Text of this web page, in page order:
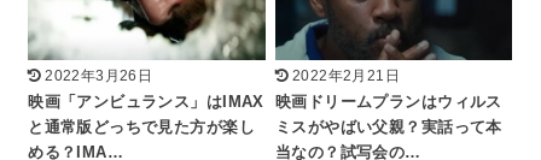
2022年3月26日
映画「アンビュランス」はIMAX
と通常版どっちで見た方が楽し
める？IMA…
2022年2月21日
映画ドリームプランはウィルス
ミスがやばい父親？実話って本
当なの？試写会の…